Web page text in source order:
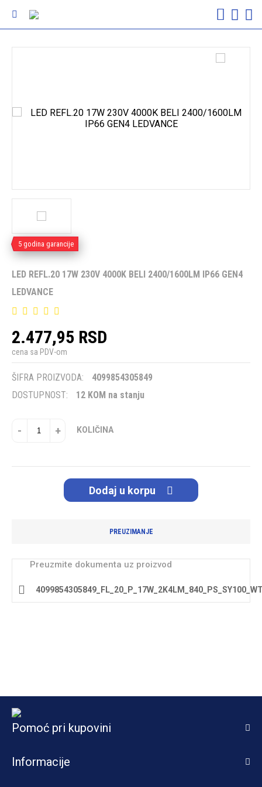
5 godina garancije
LED REFL.20 17W 230V 4000K BELI 2400/1600LM IP66 GEN4
LEDVANCE
2.477,95 RSD
cena sa PDV-om
ŠIFRA PROIZVODA:
4099854305849
DOSTUPNOST:
12 KOM na stanju
- + KOLIČINA
Dodaj u korpu
PREUZIMANJE
Preuzmite dokumenta uz proizvod
Pomoć pri kupovini
Informacije